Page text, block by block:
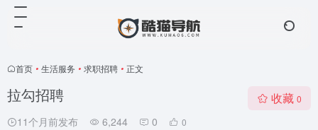
首页 • 生活服务 • 求职招聘 • 正文
拉勾招聘
11个月前发布 6,244 0 0
收藏 0